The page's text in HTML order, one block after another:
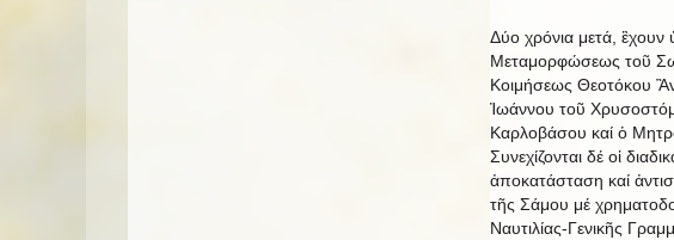
Δύο χρόνια μετά, ἒχουν
Μεταμορφώσεως τοῦ
Κοιμήσεως Θεοτόκου
Ἰωάννου τοῦ
Καρλοβάσου καί ὁ
Συνεχίζονται δέ οἱ
ἀποκατάσταση καί
τῆς Σάμου μέ
Ναυτιλίας-Γενικῆς